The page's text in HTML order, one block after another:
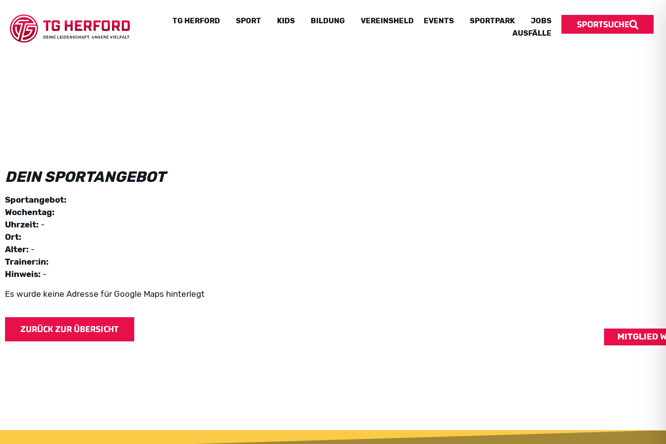
TG HERFORD SPORT KIDS BILDUNG VEREINSHELD EVENTS SPORTPARK
JOBS
AUSFÄLLE
SPORTSUCHE
DEIN SPORTANGEBOT
Sportangebot:
Wochentag:
Uhrzeit: -
Ort:
Alter: -
Trainer:in:
Hinweis: -
Es wurde keine Adresse für Google Maps hinterlegt
MITGLIED